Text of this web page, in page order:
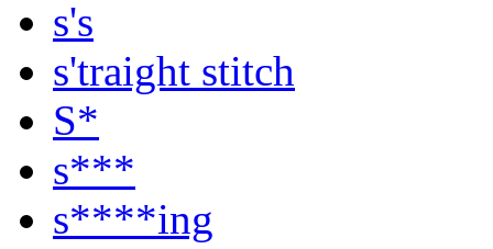
s's
s'traight stitch
S*
s***
s****ing